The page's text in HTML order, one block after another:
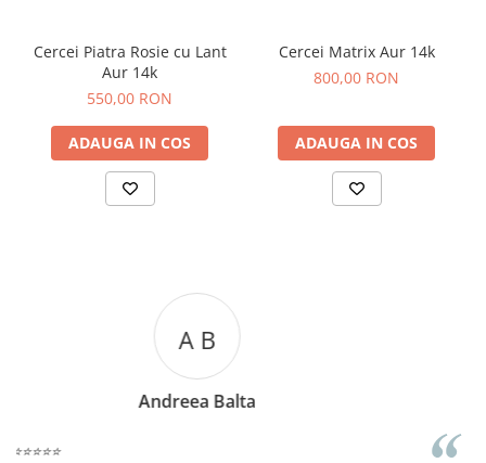
Cercei Piatra Rosie cu Lant
Aur 14k
550,00 RON
ADAUGA IN COS
Cercei Matrix Aur 14k
800,00 RON
ADAUGA IN COS
Andreea Cicu